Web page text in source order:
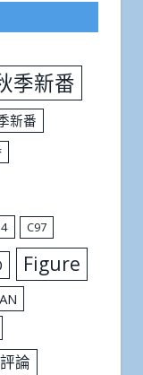
季新番
新番
C97
Figure
論